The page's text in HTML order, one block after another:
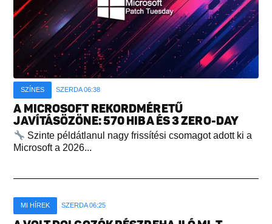
SZÍNES SZERDA 06:38
A MICROSOFT REKORDMÉRETŰ
JAVÍTÁSÖZÖNE: 570 HIBA ÉS 3 ZERO-DAY
Szinte példátlanul nagy frissítési csomagot adott ki a
Microsoft a 2026...
MI HÍREK SZERDA 06:25